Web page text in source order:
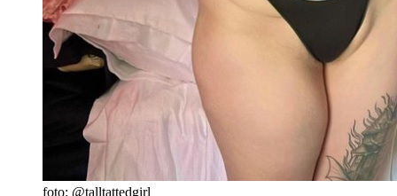
foto: @talltattedgirl